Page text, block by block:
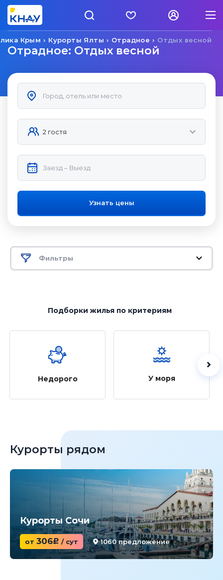
Отдых весной
Отрадное
Курорты Ялты
Крым
Отрадное: Отдых весной
Узнать цены
Фильтры
Подборки жильяпо критериям
Недорого У моря
Курорты рядом
Курорты Сочи
от 306c / сут 1060 предложение